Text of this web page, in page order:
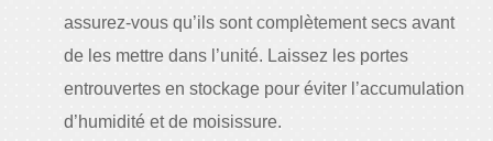
assurez-vous qu’ils sont complètement secs avant
de les mettre dans l’unité. Laissez les portes
entrouvertes en stockage pour éviter l’accumulation
d’humidité et de moisissure.